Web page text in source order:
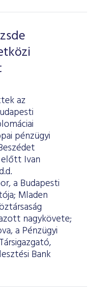
az
pénzügyi
Ivan
a Budapesti
Mladen
nagykövete;
a Pénzügyi
Bank